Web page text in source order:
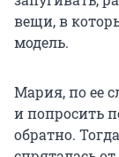
вещи, в
модель.
Мария, по ее
и попросить
обратно.